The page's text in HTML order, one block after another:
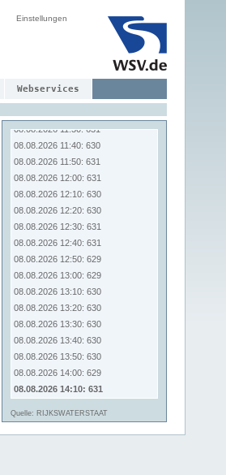
Einstellungen
Webservices
08.08.2026 10:20: 630
08.08.2026 11:00: 632
08.08.2026 11:30: 631
08.08.2026 11:40: 630
08.08.2026 11:50: 631
08.08.2026 12:00: 631
08.08.2026 12:10: 630
08.08.2026 12:20: 630
08.08.2026 12:30: 631
08.08.2026 12:40: 631
08.08.2026 12:50: 629
08.08.2026 13:00: 629
08.08.2026 13:10: 630
08.08.2026 13:20: 630
08.08.2026 13:30: 630
08.08.2026 13:40: 630
08.08.2026 13:50: 630
08.08.2026 14:00: 629
08.08.2026 14:10: 631
Quelle: RIJKSWATERSTAAT